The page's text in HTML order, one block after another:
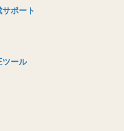
ポート
ツール